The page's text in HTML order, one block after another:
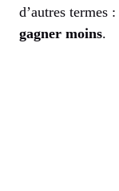
d’autres termes :
gagner moins.